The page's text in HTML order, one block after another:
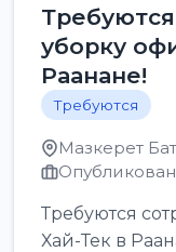
уборку
Раанане!
Требуются
Мазкерет
Требуются
Хай-Тек в